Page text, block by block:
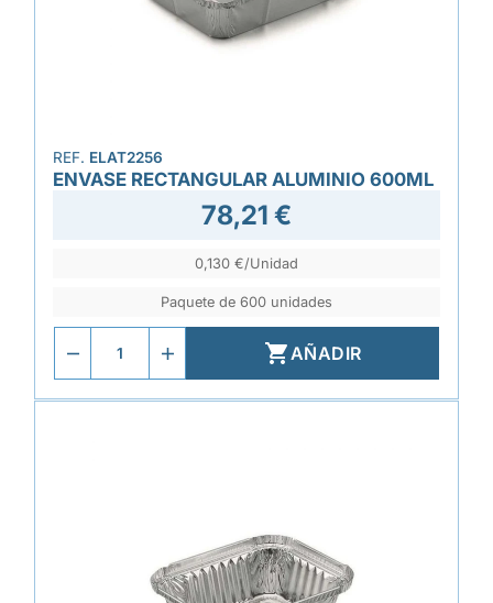
REF. ELAT2256
ENVASE RECTANGULAR ALUMINIO 600ML
78,21 €
0,130 €/Unidad
Paquete de 600 unidades
AÑADIR